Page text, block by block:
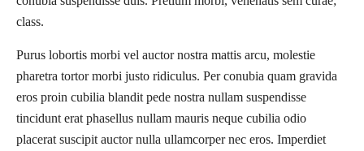
class.
Purus lobortis morbi vel auctor nostra mattis arcu, molestie
pharetra tortor morbi justo ridiculus. Per conubia quam gravida
eros proin cubilia blandit pede nostra nullam suspendisse
tincidunt erat phasellus nullam mauris neque cubilia odio
placerat suscipit auctor nulla ullamcorper nec eros. Imperdiet